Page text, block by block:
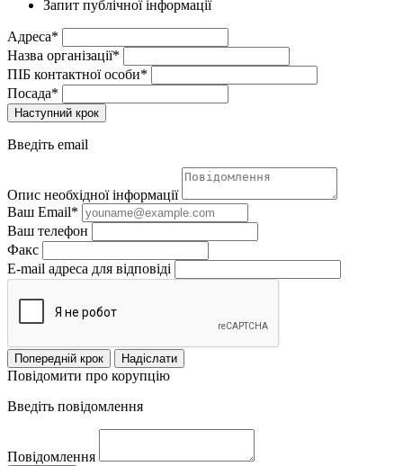
Запит публічної інформації
Адреса*
Назва організації*
ПІБ контактної особи*
Посада*
Наступний крок
Введіть email
Опис необхідної інформації
Ваш Email*
Ваш телефон
Факс
E-mail адреса для відповіді
Попередній крок Надіслати
Повідомити про корупцію
Введіть повідомлення
Повідомлення